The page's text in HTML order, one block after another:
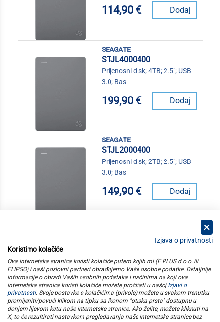
114,90 € Dodaj
seagate
STJL4000400
Prijenosni disk; 4TB; 2.5"; USB
3.0; Bas
199,90 € Dodaj
seagate
STJL2000400
Prijenosni disk; 2TB; 2.5"; USB
3.0; Bas
149,90 € Dodaj
kategorije
elipso
informacije
Izjava o privatnosti
Koristimo kolačiće
Ova internetska stranica koristi kolačiće putem kojih mi (E PLUS d.o.o. ili
ELIPSO) i naši poslovni partneri obrađujemo Vaše osobne podatke. Detaljnije
informacije o obradi Vaših osobnih podataka i načinima na koji ova
internetska stranica koristi kolačiće možete pročitati u našoj Izjavi o
privatnosti. Svoje postavke o kolačićima (privole) možete u svakom trenutku
promijeniti/povući klikom na tipku sa ikonom "otiska prsta" dostupnu u
donjem lijevom kutu naše internetske stranice. Ako želite, možete kliknuti na
X, to će rezultirati nastavkom pregledavanja naše internetske stranice bez